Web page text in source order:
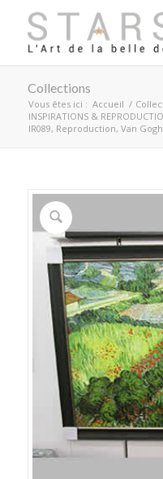
Collections
Vous êtes ici : Accueil /
INSPIRATIONS &
IR089, Reproduction, Van